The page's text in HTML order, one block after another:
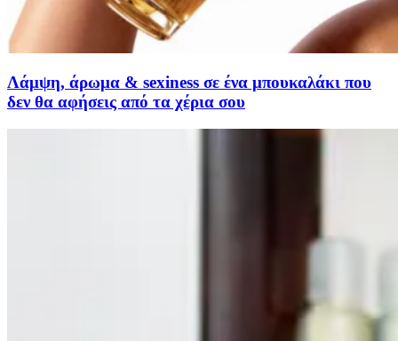
Λάμψη, άρωμα & sexiness σε ένα μπουκαλάκι που
δεν θα αφήσεις από τα χέρια σου